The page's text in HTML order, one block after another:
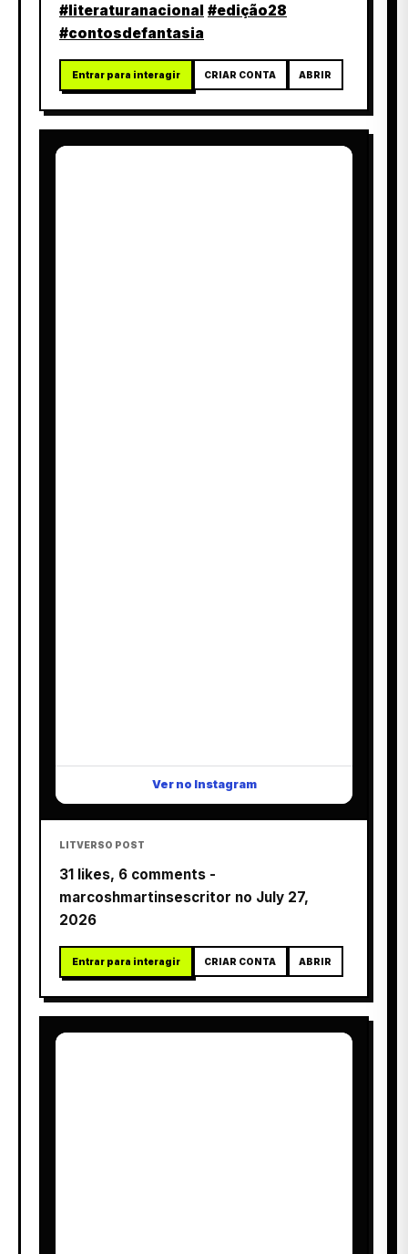
#literaturanacional #edição28
#contosdefantasia
Entrar para interagir CRIAR CONTA ABRIR
Ver no Instagram
LITVERSO POST
31 likes, 6 comments -
marcoshmartinsescritor no July 27,
2026
Entrar para interagir CRIAR CONTA ABRIR